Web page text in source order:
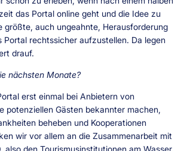
das Portal online geht und die Idee zu
größte, auch ungeahnte, Herausforderung
Portal rechtssicher aufzustellen. Da legen
drauf.
nächsten Monate?
erst einmal bei Anbietern von
potenziellen Gästen bekannter machen,
beheben und Kooperationen
wir vor allem an die Zusammenarbeit mit